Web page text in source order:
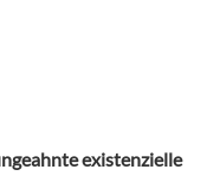
existenzielle